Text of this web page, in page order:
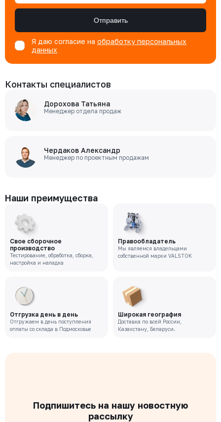
Отправить
Я даю согласие на обработку персональных
данных
Контакты специалистов
Дорохова Татьяна
Менеджер отдела продаж
Чердаков Александр
Менеджер по проектным продажам
Наши преимущества
Свое сборочное
производство
Тестирование, обработка, сборка,
настройка и наладка
Правообладатель
Мы являемся владельцами
собственной марки VALSTOK
Отгрузка день в день
Отгружаем в день поступления
оплаты со склада в Подмосковье
Широкая география
Доставка по всей России,
Казахстану, Беларуси.
Подпишитесь на нашу новостную
рассылку